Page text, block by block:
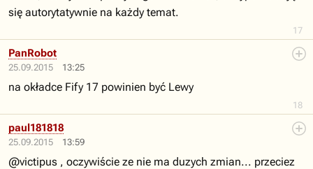
17
się autorytatywnie na każdy temat.
25.09.2015 13:25
18
PanRobot
na okładce Fify 17 powinien być Lewy
25.09.2015 13:59
paul181818
@victipus , oczywiście ze nie ma duzych zmian... przeciez